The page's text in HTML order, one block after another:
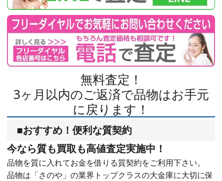
無料査定！
3ヶ月以内のご返済で品物はお手元
に戻ります！
■おすすめ！便利な質契約
今なら質も買取も高値査定実施中！
品物を質に入れてお金を借りる質契約をご利用下さい。
品物は「さのや」の業界トップクラスの大金庫に大切に保